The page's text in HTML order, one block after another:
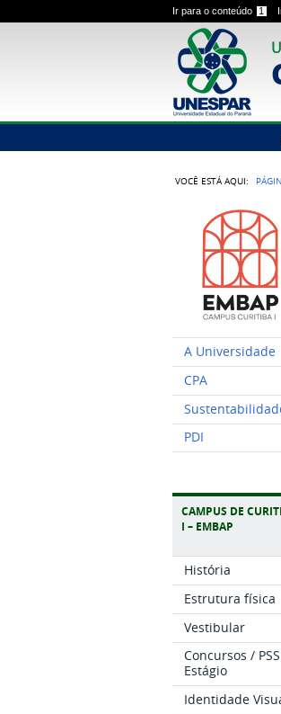
Ir para o conteúdo 1
VOCÊ ESTÁ AQUI:
A Universidade
CPA
PDI
CAMPUS DE
I – EMBAP
História
Estrutura física
Vestibular
Concursos /
Estágio
Identidade